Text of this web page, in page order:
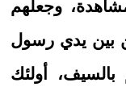
وجعلهم
بين يدي رسول
بالسيف، أولئك